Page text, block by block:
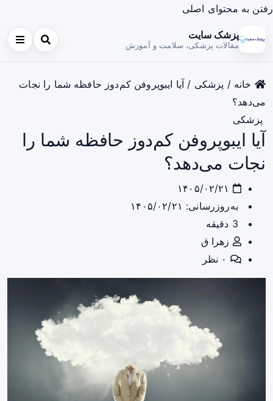
رفتن به محتوای اصلی
پزشک سایت
مقالات پزشکی، سلامت و آموزش
خانه / پزشکی / آیا ایبوپروفن کم‌دوز حافظه شما را نجات
می‌دهد؟
پزشکی
آیا ایبوپروفن کم‌دوز حافظه شما را
نجات می‌دهد؟
به‌روزرسانی: ۱۴۰۵/۰۲/۲۱
زهرا ق